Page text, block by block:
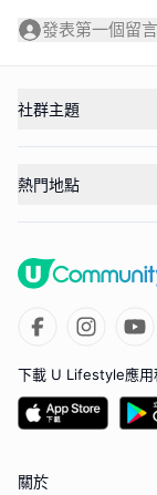
發表第一個留
社群主題
熱門地點
下載 U Lifestyle應用
關於